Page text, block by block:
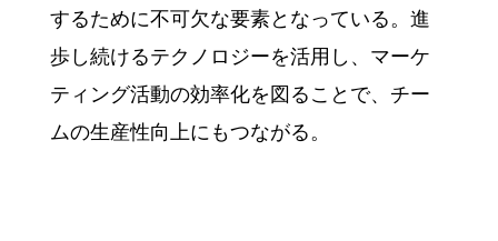
するために不可欠な要素となっている。進
歩し続けるテクノロジーを活用し、マーケ
ティング活動の効率化を図ることで、チー
ムの生産性向上にもつながる。